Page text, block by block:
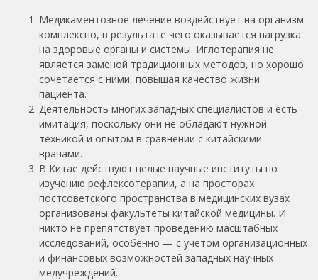
Медикаментозное лечение воздействует на организм
комплексно, в результате чего оказывается нагрузка
на здоровые органы и системы. Иглотерапия не
является заменой традиционных методов, но хорошо
сочетается с ними, повышая качество жизни
пациента.
Деятельность многих западных специалистов и есть
имитация, поскольку они не обладают нужной
техникой и опытом в сравнении с китайскими
врачами.
В Китае действуют целые научные институты по
изучению рефлексотерапии, а на просторах
постсоветского пространства в медицинских вузах
организованы факультеты китайской медицины. И
никто не препятствует проведению масштабных
исследований, особенно — с учетом организационных
и финансовых возможностей западных научных
медучреждений.